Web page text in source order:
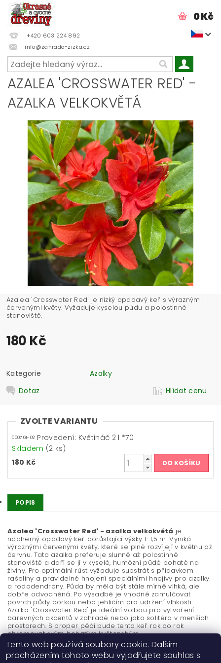
+420 603 224 892
info@zahrada-zizka.cz
0 Kč
AZALEA 'CROSSWATER RED' -
AZALKA VELKOKVĚTÁ
Azalea 'Crosswater Red' je nízký opadavý keř s výraznými
červenými květy. Vyžaduje kyselou půdu a polostinné
stanoviště.
180 Kč
Kategorie
Azalky
Dotaz
Hlídat cenu
ZVOLTE VARIANTU
000761-02 Provedení: Květináč 2 l *70
Skladem (2 ks)
180 Kč
POPIS
Azalea 'Crosswater Red' - azalka velkokvětá je
nádherný opadavý keř dorůstající výšky 1-1,5 m. Vyniká
výraznými červenými květy, které se plně rozvíjejí v květnu až
červnu. Tato azalka preferuje slunné až polostinné
stanoviště a daří se jí v kyselé, humózní půdě bohaté na
živiny. Pro optimální růst vyžaduje substrát s přídavkem
rašeliny a pravidelné hnojení speciálními hnojivy pro azalky
a rododendrony. Půda by měla být stále mírně vlhká, ale
dobře odvodněná. Po výsadbě je vhodné zamulčovat
povrch půdy borkou nebo jehličím pro udržení vlhkosti.
Azalka 'Crosswater Red' je ideální volbou pro vytvoření
barevných akcentů v zahradě nebo jako solitéra v menších
prostorech. S proper péčí bude tento keř rok co rok
ohromovat svým bohatým květenstvím.
Tento web používá soubory cookie. Dalším
procházením tohoto webu vyjadřujete souhlas s